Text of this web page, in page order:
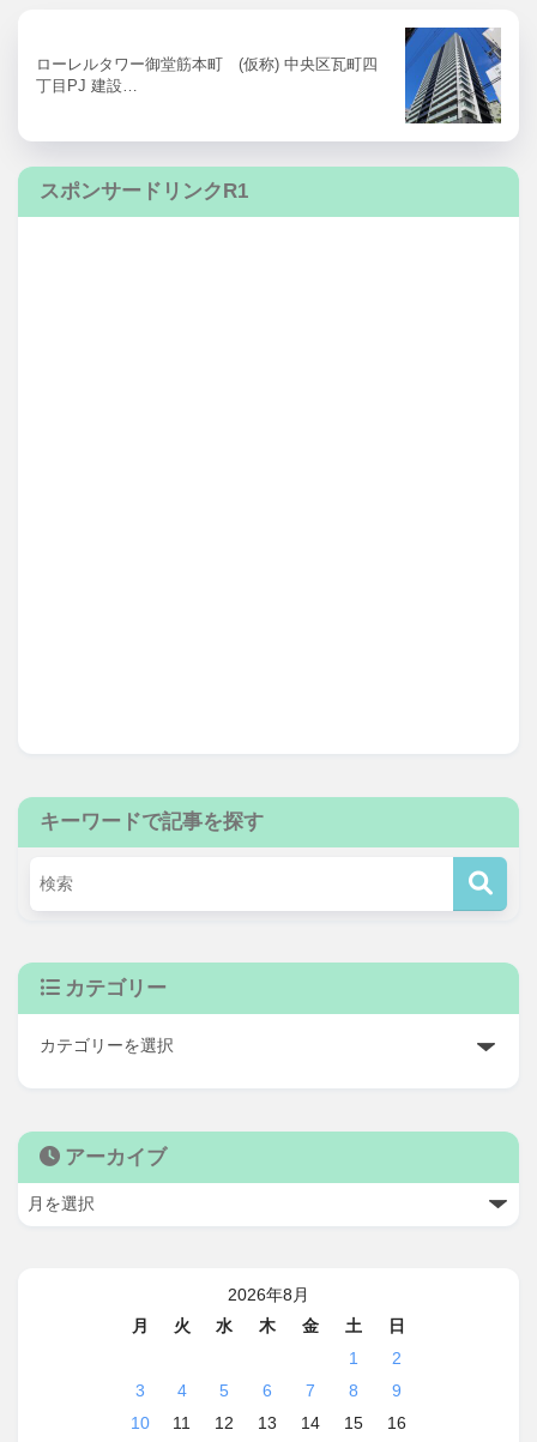
ローレルタワー御堂筋本町 (仮称) 中央区瓦町四
丁目PJ 建設…
スポンサードリンクR1
キーワードで記事を探す
カテゴリー
アーカイブ
2026年8月
月
火 水 木 金 土
日
1
2
3
4 5 6 7 8
9
10
11 12 13 14 15 16